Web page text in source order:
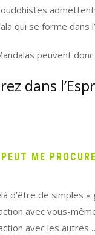
qui se forme dans
peuvent
dans
PEUT ME
d’être de simples
avec vous-
avec les autres…